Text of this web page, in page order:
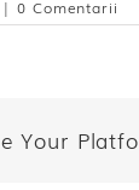
| 0 Comentarii
Your